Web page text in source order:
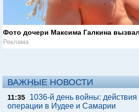
Фото дочери Максима Галкина
Реклама
ВАЖНЫЕ НОВОСТИ
11:35
1036-й день войны:
операции в Иудее и Самарии